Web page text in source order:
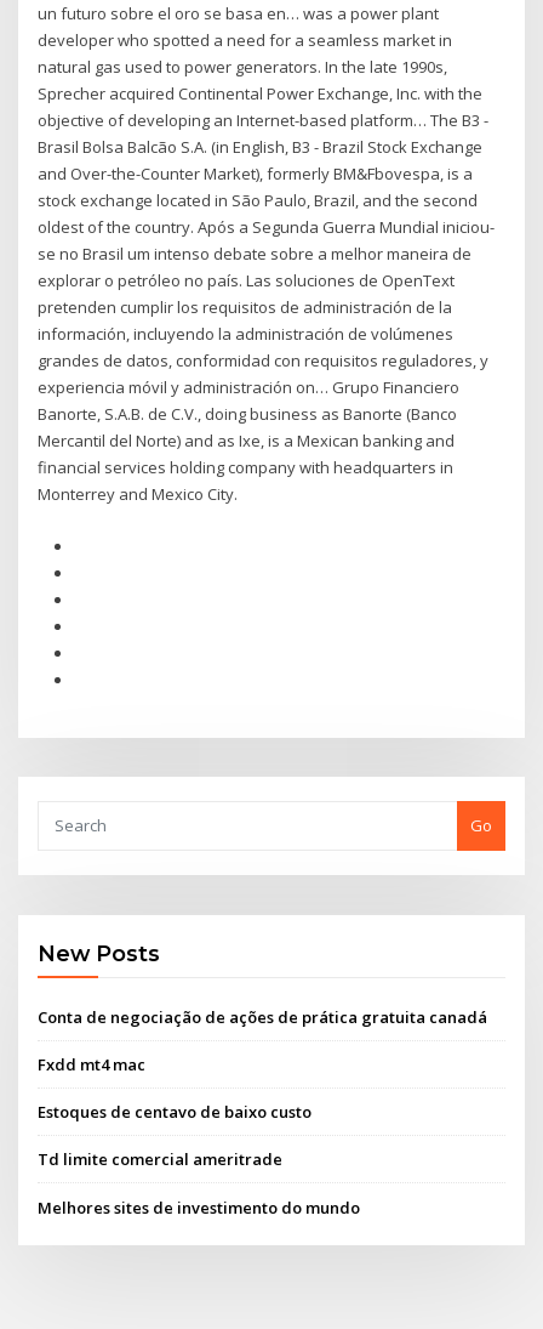
un futuro sobre el oro se basa en… was a power plant
developer who spotted a need for a seamless market in
natural gas used to power generators. In the late 1990s,
Sprecher acquired Continental Power Exchange, Inc. with the
objective of developing an Internet-based platform… The B3 -
Brasil Bolsa Balcão S.A. (in English, B3 - Brazil Stock Exchange
and Over-the-Counter Market), formerly BM&Fbovespa, is a
stock exchange located in São Paulo, Brazil, and the second
oldest of the country. Após a Segunda Guerra Mundial iniciou-
se no Brasil um intenso debate sobre a melhor maneira de
explorar o petróleo no país. Las soluciones de OpenText
pretenden cumplir los requisitos de administración de la
información, incluyendo la administración de volúmenes
grandes de datos, conformidad con requisitos reguladores, y
experiencia móvil y administración on… Grupo Financiero
Banorte, S.A.B. de C.V., doing business as Banorte (Banco
Mercantil del Norte) and as Ixe, is a Mexican banking and
financial services holding company with headquarters in
Monterrey and Mexico City.
Go
New Posts
Conta de negociação de ações de prática gratuita canadá
Fxdd mt4 mac
Estoques de centavo de baixo custo
Td limite comercial ameritrade
Melhores sites de investimento do mundo